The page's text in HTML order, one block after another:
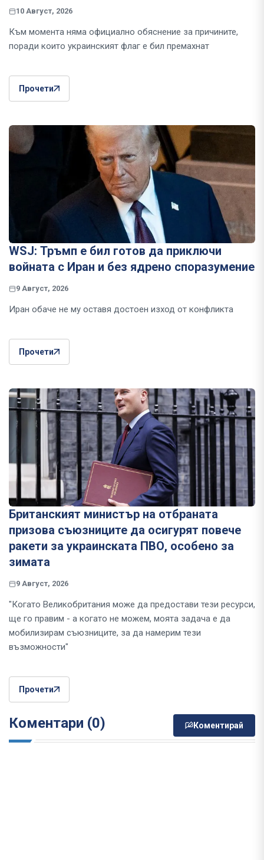
10 Август, 2026
Към момента няма официално обяснение за причините,
поради които украинският флаг е бил премахнат
Прочети
WSJ: Тръмп е бил готов да приключи
войната с Иран и без ядрено споразумение
9 Август, 2026
Иран обаче не му оставя достоен изход от конфликта
Прочети
Британският министър на отбраната
призова съюзниците да осигурят повече
ракети за украинската ПВО, особено за
зимата
9 Август, 2026
"Когато Великобритания може да предостави тези ресурси,
ще го правим - а когато не можем, моята задача е да
мобилизирам съюзниците, за да намерим тези
възможности"
Прочети
Коментари (0) Коментирай